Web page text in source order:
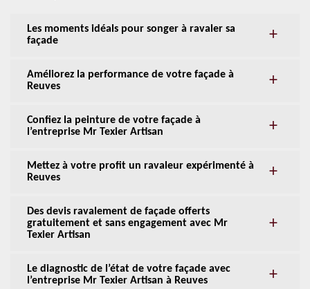
Les moments idéals pour songer à ravaler sa
façade
Améliorez la performance de votre façade à
Reuves
Confiez la peinture de votre façade à
l’entreprise Mr Texier Artisan
Mettez à votre profit un ravaleur expérimenté à
Reuves
Des devis ravalement de façade offerts
gratuitement et sans engagement avec Mr
Texier Artisan
Le diagnostic de l’état de votre façade avec
l’entreprise Mr Texier Artisan à Reuves